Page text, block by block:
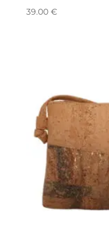
39.00 €